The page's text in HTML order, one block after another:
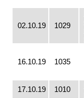
02.10.19 1029
16.10.19 1035
17.10.19 1010